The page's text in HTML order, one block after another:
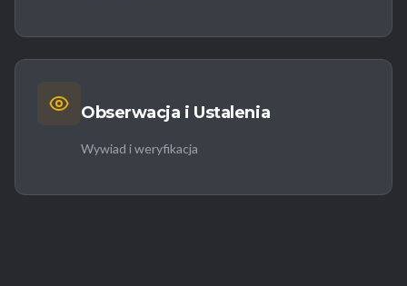
Obserwacja i Ustalenia
Wywiad i weryfikacja